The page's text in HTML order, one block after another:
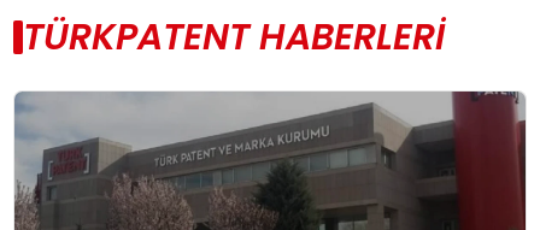
ÖZEL SAYFALAR
TEKNOLOJI
EKONOMI
SPOR
TÜRKPATENT HABERLERI